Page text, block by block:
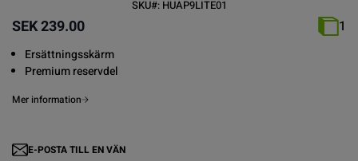
SKU#: HUAP9LITE01
SEK 239.00 1
Ersättningsskärm
Premium reservdel
Mer information
E-POSTA TILL EN VÄN